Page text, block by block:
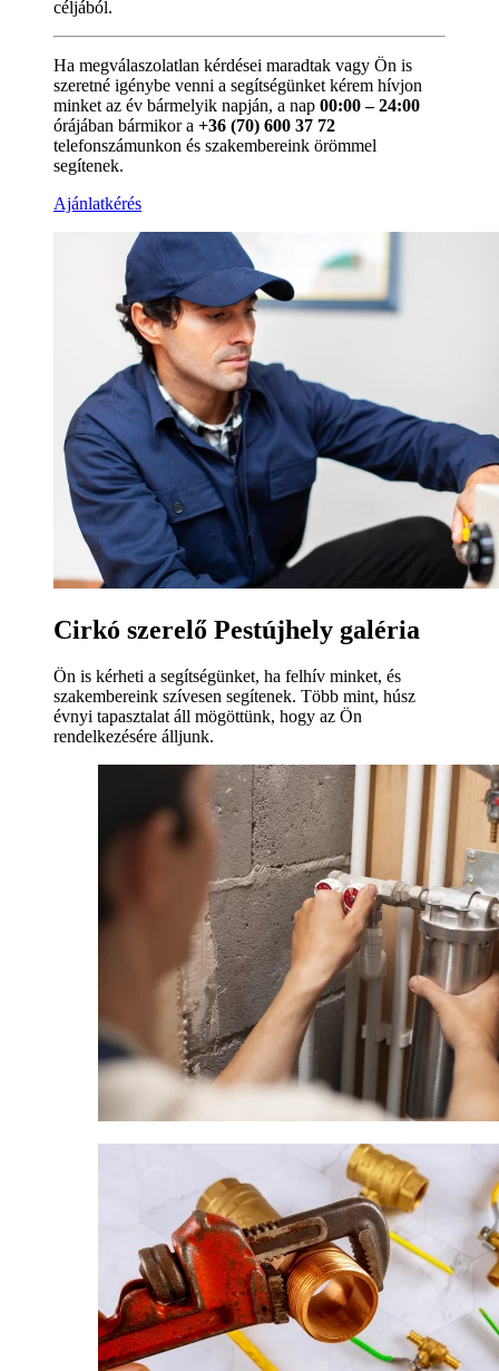
céljából.
Ha megválaszolatlan kérdései maradtak vagy Ön is
szeretné igénybe venni a segítségünket kérem hívjon
minket az év bármelyik napján, a nap 00:00 – 24:00
órájában bármikor a +36 (70) 600 37 72
telefonszámunkon és szakembereink örömmel
segítenek.
Ajánlatkérés
Cirkó szerelő Pestújhely galéria
Ön is kérheti a segítségünket, ha felhív minket, és
szakembereink szívesen segítenek. Több mint, húsz
évnyi tapasztalat áll mögöttünk, hogy az Ön
rendelkezésére álljunk.